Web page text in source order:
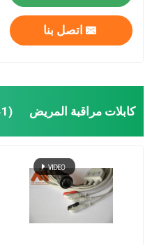
اتصل بنا
كابلات مراقبة المريض (41)